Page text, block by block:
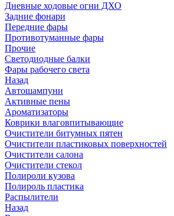
Дневные ходовые огни ДХО
Задние фонари
Передние фары
Противотуманные фары
Прочие
Светодиодные балки
Фары рабочего света
Назад
Автошампуни
Активные пены
Ароматизаторы
Коврики влаговпитывающие
Очистители битумных пятен
Очистители пластиковых поверхностей
Очистители салона
Очистители стекол
Полироли кузова
Полироль пластика
Распылители
Назад